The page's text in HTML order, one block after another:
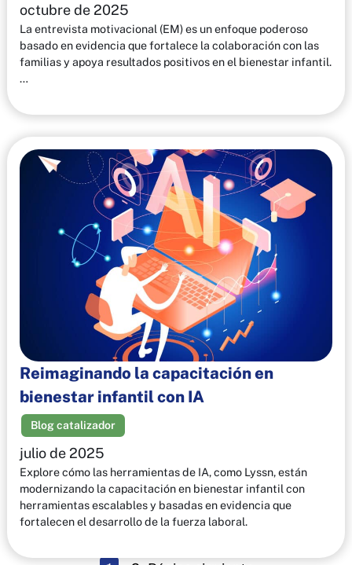
octubre de 2025
La entrevista motivacional (EM) es un enfoque poderoso
basado en evidencia que fortalece la colaboración con las
familias y apoya resultados positivos en el bienestar infantil.
…
Reimaginando la capacitación en
bienestar infantil con IA
Blog catalizador
julio de 2025
Explore cómo las herramientas de IA, como Lyssn, están
modernizando la capacitación en bienestar infantil con
herramientas escalables y basadas en evidencia que
fortalecen el desarrollo de la fuerza laboral.